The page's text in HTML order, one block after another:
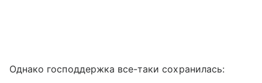
Однако господдержка все-таки сохранилась: